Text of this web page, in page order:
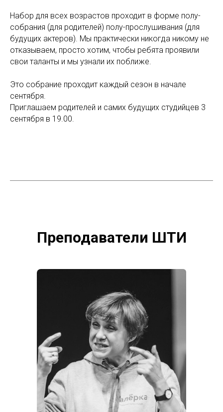
Набор для всех возрастов проходит в форме полу-
собрания (для родителей) полу-прослушивания (для
будущих актеров). Мы практически никогда никому не
отказываем, просто хотим, чтобы ребята проявили
свои таланты и мы узнали их поближе.
Это собрание проходит каждый сезон в начале
сентября.
Приглашаем родителей и самих будущих студийцев 3
сентября в 19.00.
Преподаватели ШТИ